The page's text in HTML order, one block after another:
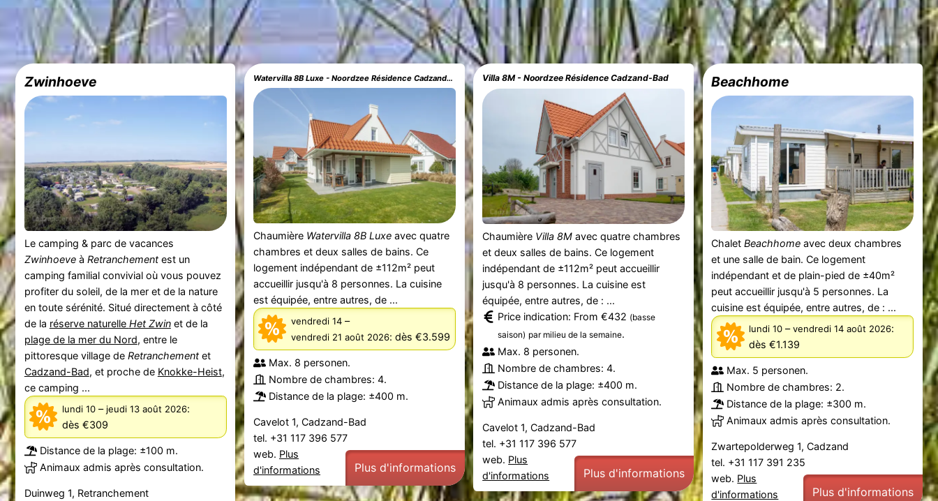
Zwinhoeve
Le camping & parc de vacances
Zwinhoeveà Retranchementest un
camping familial convivial où vous pouvez
profiter du soleil, de la mer et de la nature
en toute sérénité. Situé directement à côté
de la réserve naturelle Het Zwinet de la
plage de la mer du Nord, entre le
pittoresque village de Retranchementet
Cadzand-Bad, et proche de Knokke-Heist,
ce camping ...
lundi 10– jeudi 13 août 2026:
dès €309
Distance de la plage: ±100 m.
Animaux admis après consultation.
Duinweg 1, Retranchement
Watervilla 8B Luxe - Noordzee Résidence Cadzand-Bad
Chaumière Watervilla 8B Luxeavec quatre
chambres et deux salles de bains. Ce
logement indépendant de ±112m² peut
accueillir jusqu'à 8 personnes. La cuisine
est équipée, entre autres, de ...
vendredi 14–
vendredi 21 août 2026: dès €3.599
Max. 8 personen.
Nombre de chambres: 4.
Distance de la plage: ±400 m.
Cavelot 1, Cadzand-Bad
tel. +31 117 396 577
web. Plus
d'informations
Plus d'informations
Villa 8M - Noordzee Résidence Cadzand-Bad
Chaumière Villa 8M avec quatre chambres
et deux salles de bains. Ce logement
indépendant de ±112m² peut accueillir
jusqu'à 8 personnes. La cuisine est
équipée, entre autres, de : ...
Price indication: From €432 (basse
saison) par milieu de la semaine.
Max. 8 personen.
Nombre de chambres: 4.
Distance de la plage: ±400 m.
Animaux admis après consultation.
Cavelot 1, Cadzand-Bad
tel. +31 117 396 577
web. Plus
d'informations
Plus d'informations
Beachhome
ChaletBeachhome avec deux chambres
et une salle de bain. Ce logement
indépendant et de plain-pied de ±40m²
peut accueillir jusqu'à 5 personnes. La
cuisine est équipée, entre autres, de : ...
lundi 10 –vendredi 14 août 2026:
dès €1.139
Max. 5 personen.
Nombre de chambres: 2.
Distance de la plage: ±300 m.
Animaux admis après consultation.
Zwartepolderweg 1, Cadzand
tel. +31 117 391 235
web. Plus
d'informations
Plus d'informations